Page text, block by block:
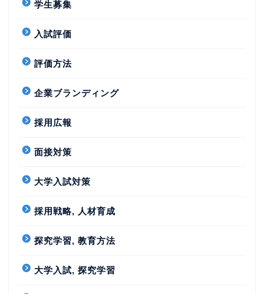
学生募集
入試評価
評価方法
企業ブランディング
採用広報
面接対策
大学入試対策
採用戦略, 人材育成
探究学習, 教育方法
大学入試, 探究学習